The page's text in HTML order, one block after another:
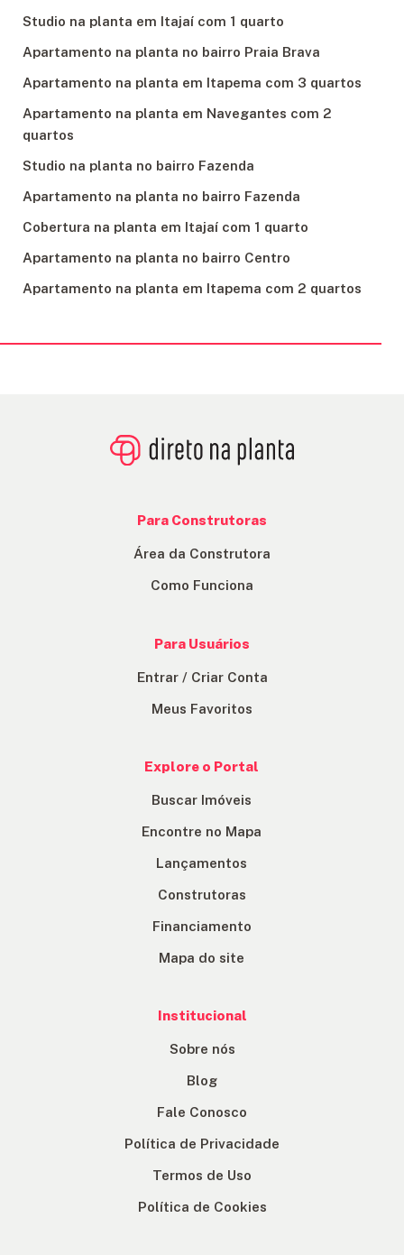
Studio na planta em Itajaí com 1 quarto
Apartamento na planta no bairro Praia Brava
Apartamento na planta em Itapema com 3 quartos
Apartamento na planta em Navegantes com 2
quartos
Studio na planta no bairro Fazenda
Apartamento na planta no bairro Fazenda
Cobertura na planta em Itajaí com 1 quarto
Apartamento na planta no bairro Centro
Apartamento na planta em Itapema com 2 quartos
Explore o Portal
Buscar Imóveis
Encontre no Mapa
Lançamentos
Construtoras
Financiamento
Mapa do site
Institucional
Sobre nós
Blog
Fale Conosco
Política de Privacidade
Termos de Uso
Política de Cookies
Para Construtoras
Área da Construtora
Como Funciona
Para Usuários
Entrar / Criar Conta
Meus Favoritos